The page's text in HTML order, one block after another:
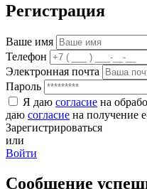
Регистрация
Ваше имя
Телефон
Электронная почта
Пароль
Я даю согласие на
даю согласие на получение
Зарегистрироваться
или
Войти
Сообщение